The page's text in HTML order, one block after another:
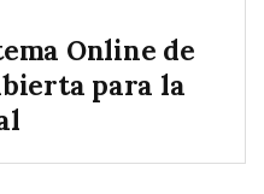
Online de
para la